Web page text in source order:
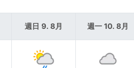
週日 9. 8月 週一 10. 8月